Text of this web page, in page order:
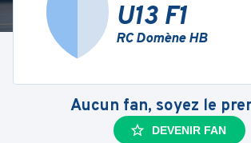
U13 F1
RC Domène HB
Aucun fan, soyez le
DEVENIR FAN